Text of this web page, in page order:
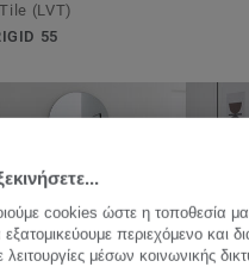
(LVT)
55
cookies ώστε η τοποθεσία
περιεχόμενο και
μέσων κοινωνικής